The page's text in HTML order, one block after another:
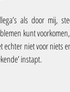
als door mij,
kunt
echter niet voor niets
instapt.